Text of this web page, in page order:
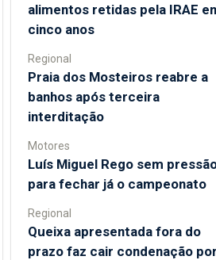
alimentos retidas pela IRAE
cinco anos
Regional
Praia dos Mosteiros reabre a
banhos após terceira
interditação
Motores
Luís Miguel Rego sem
para fechar já o campeonato
Regional
Queixa apresentada fora do
prazo faz cair condenação